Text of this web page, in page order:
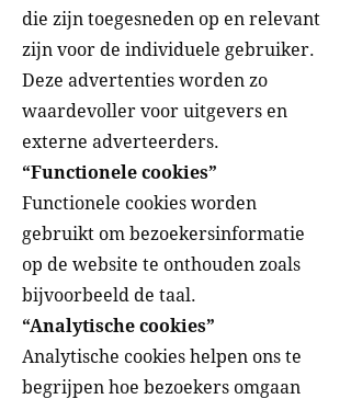
die zijn toegesneden op en relevant
zijn voor de individuele gebruiker.
Deze advertenties worden zo
waardevoller voor uitgevers en
externe adverteerders.
“Functionele cookies”
Functionele cookies worden
gebruikt om bezoekersinformatie
op de website te onthouden zoals
bijvoorbeeld de taal.
“Analytische cookies”
Analytische cookies helpen ons te
begrijpen hoe bezoekers omgaan